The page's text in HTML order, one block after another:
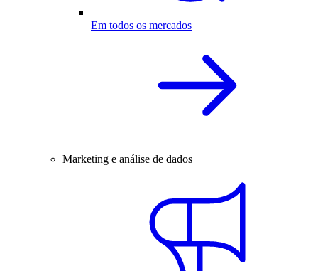
Em todos os mercados
Marketing e análise de dados